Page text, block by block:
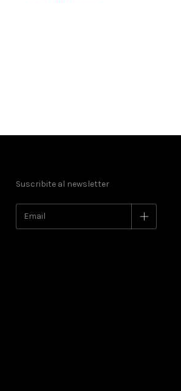
Suscribite al newsletter